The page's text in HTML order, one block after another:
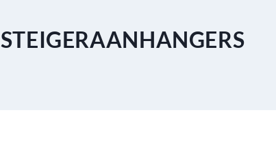
STEIGERAANHANGERS